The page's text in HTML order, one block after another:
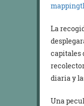
La
capitales
diaria y
Una